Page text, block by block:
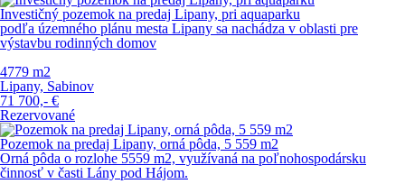
Investičný pozemok na predaj Lipany, pri aquaparku
podľa územného plánu mesta Lipany sa nachádza v oblasti pre
výstavbu rodinných domov
4779 m2
Lipany, Sabinov
71 700,- €
Rezervované
Pozemok na predaj Lipany, orná pôda, 5 559 m2
Orná pôda o rozlohe 5559 m2, využívaná na poľnohospodársku
činnosť v časti Lány pod Hájom.